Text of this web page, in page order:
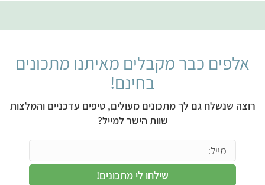
אלפים כבר מקבלים מאיתנו מתכונים
בחינם!
רוצה שנשלח גם לך מתכונים מעולים, טיפים עדכניים והמלצות
שוות הישר למייל?
שילחו לי מתכונים!